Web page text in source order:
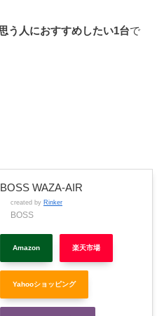
う人におすすめしたい1台で
BOSS WAZA-AIR
created by Rinker
BOSS
Amazon 楽天市場
Yahooショッピング